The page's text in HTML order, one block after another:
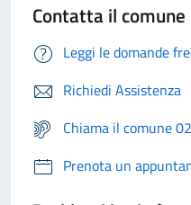
Contatta il comune
Leggi le domande
Richiedi Assistenza
Chiama il comune
Prenota un